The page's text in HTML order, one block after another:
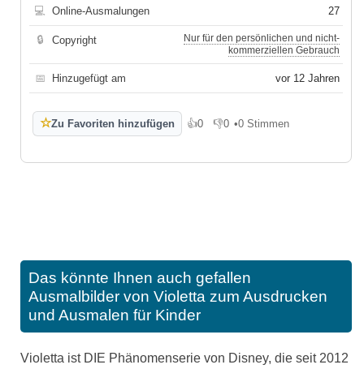
💻 Online-Ausmalungen 27
🔒 Copyright
Nur für den persönlichen und nicht-
kommerziellen Gebrauch
📅 Hinzugefügt am vor 12 Jahren
☆Zu Favoriten hinzufügen 👍0
Gefällt mir
👎0
Gefällt mir nicht
•0 Stimmen
Das könnte Ihnen auch gefallen
Ausmalbilder von Violetta zum Ausdrucken
und Ausmalen für Kinder
Violetta ist DIE Phänomenserie von Disney, die seit 2012